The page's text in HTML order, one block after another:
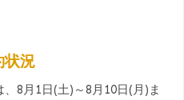
状況
8月1日(土)～8月10日(月)ま